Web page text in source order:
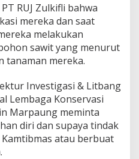
RUJ Zulkifli bahwa
mereka dan saat
melakukan
sawit yang menurut
tanaman mereka.
Investigasi & Litbang
Lembaga Konservasi
Marpaung meminta
diri dan supaya tindak
atau berbuat